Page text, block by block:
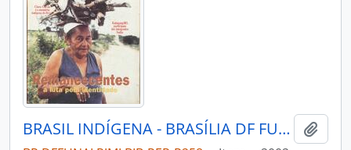
BRASIL INDÍGENA - BRASÍLIA DF FUNDAÇÃO NACIONAL DO ÍNDIO - 2002 - Nº10